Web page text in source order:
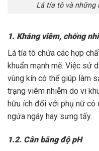
Lá tía tô và những
1. Kháng viêm, chống
Lá tía tô chứa các hợp
khuẩn mạnh mẽ. Việc sử
vùng kín có thể giúp làm
trạng viêm nhiễm do vi
hữu ích đối với phụ nữ có
ngứa ngáy hay sưng tấy.
1.2. Cân bằng độ pH